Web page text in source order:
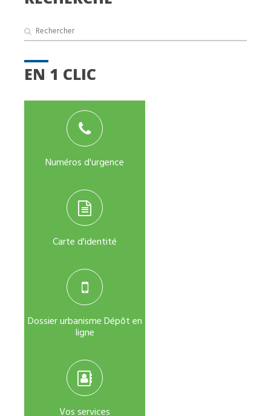
EN 1 CLIC
Numéros d'urgence
Carte d'identité
Dossier urbanisme Dépôt en
ligne
Vos services